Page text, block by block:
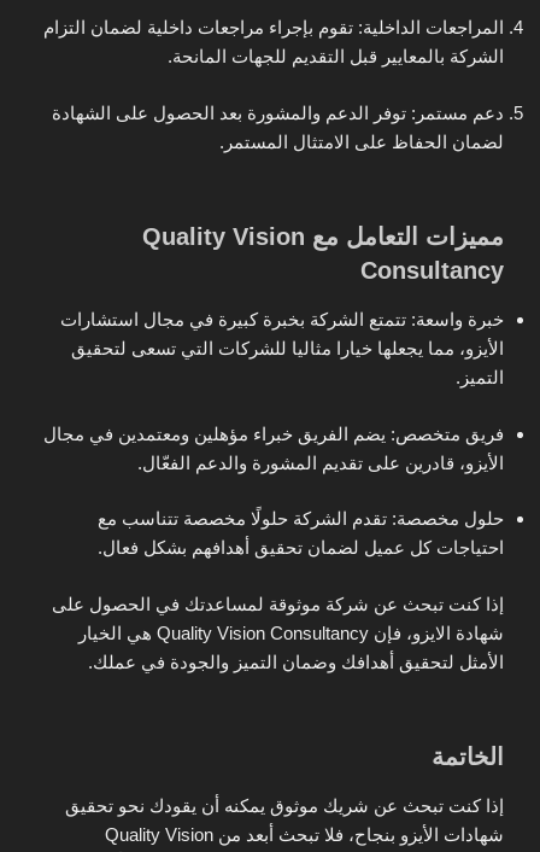
المراجعات الداخلية: تقوم بإجراء مراجعات داخلية لضمان التزام
الشركة بالمعايير قبل التقديم للجهات المانحة.
دعم مستمر: توفر الدعم والمشورة بعد الحصول على الشهادة
لضمان الحفاظ على الامتثال المستمر.
مميزات التعامل مع Quality Vision
Consultancy
خبرة واسعة: تتمتع الشركة بخبرة كبيرة في مجال استشارات
الأيزو، مما يجعلها خيارا مثاليا للشركات التي تسعى لتحقيق
التميز.
فريق متخصص: يضم الفريق خبراء مؤهلين ومعتمدين في مجال
الأيزو، قادرين على تقديم المشورة والدعم الفعّال.
حلول مخصصة: تقدم الشركة حلولًا مخصصة تتناسب مع
احتياجات كل عميل لضمان تحقيق أهدافهم بشكل فعال.
إذا كنت تبحث عن شركة موثوقة لمساعدتك في الحصول على
شهادة الايزو، فإن Quality Vision Consultancy هي الخيار
الأمثل لتحقيق أهدافك وضمان التميز والجودة في عملك.
الخاتمة
إذا كنت تبحث عن شريك موثوق يمكنه أن يقودك نحو تحقيق
شهادات الأيزو بنجاح، فلا تبحث أبعد من Quality Vision